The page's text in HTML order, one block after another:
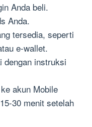
Anda beli.
Anda.
tersedia, seperti
e-wallet.
dengan instruksi
akun Mobile
30 menit setelah